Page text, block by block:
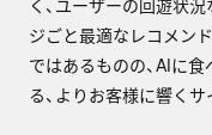
く、ユーザーの回遊状
ジごと最適なレコメン
ではあるものの、AIに
る、よりお客様に響くサ